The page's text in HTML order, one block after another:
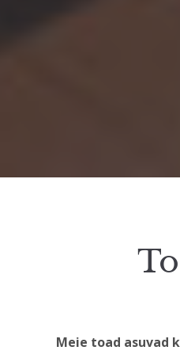
Meie toad asuvad